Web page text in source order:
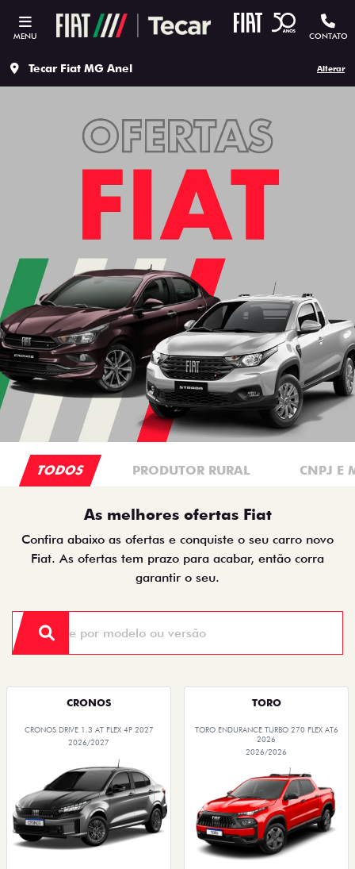
MENU CONTATO
Tecar Fiat MG Anel Alterar
TODOS PRODUTOR RURAL CNPJ E
As melhores ofertas Fiat
Confira abaixo as ofertas e conquiste o seu carro novo
Fiat. As ofertas tem prazo para acabar, então corra
garantir o seu.
CRONOS
CRONOS DRIVE 1.3 AT FLEX 4P 2027
2026/2027
TORO
TORO ENDURANCE TURBO 270 FLEX AT6
2026
2026/2026